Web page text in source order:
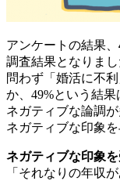
アンケートの結果、
調査結果となりま
問わず「婚活に不
か、49%という結果
ネガティブな論調
ネガティブな印象
ネガティブな印象
「それなりの年収